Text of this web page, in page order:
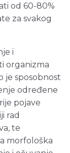
od 60-80%
za svakog
i
organizma
je sposobnost
određene
pojave
rad
te
morfološka